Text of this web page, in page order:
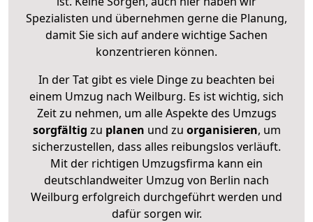
Spezialisten und übernehmen gerne die Planung,
damit Sie sich auf andere wichtige Sachen
konzentrieren können.
In der Tat gibt es viele Dinge zu beachten bei
einem Umzug nach Weilburg. Es ist wichtig, sich
Zeit zu nehmen, um alle Aspekte des Umzugs
sorgfältig zu planen und zu organisieren, um
sicherzustellen, dass alles reibungslos verläuft.
Mit der richtigen Umzugsfirma kann ein
deutschlandweiter Umzug von Berlin nach
Weilburg erfolgreich durchgeführt werden und
dafür sorgen wir.